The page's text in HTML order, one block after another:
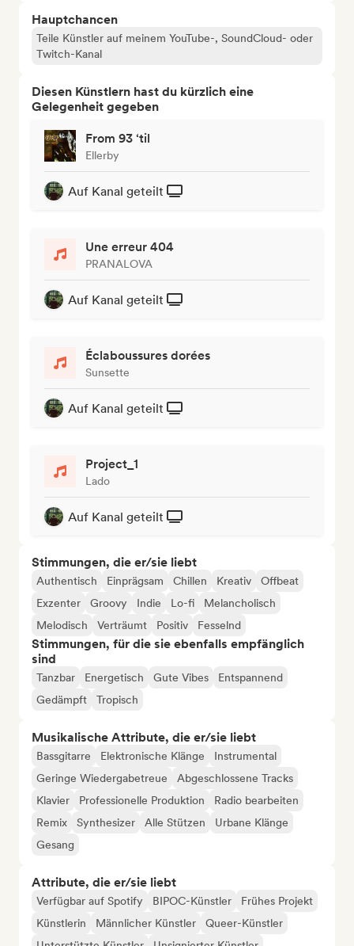
Hauptchancen
Teile Künstler auf meinem YouTube-, SoundCloud- oder
Twitch-Kanal
Diesen Künstlern hast du kürzlich eine
Gelegenheit gegeben
From 93 ‘til
Ellerby
Auf Kanal geteilt
Une erreur 404
PRANALOVA
Auf Kanal geteilt
Éclaboussures dorées
Sunsette
Auf Kanal geteilt
Project_1
Lado
Auf Kanal geteilt
Stimmungen, die er/sie liebt
Authentisch Einprägsam Chillen Kreativ
Offbeat
Exzenter
Groovy Indie Lo-fi
Melancholisch
Melodisch
Verträumt Positiv Fesselnd
Stimmungen, für die sie ebenfalls empfänglich
sind
Tanzbar Energetisch Gute Vibes
Entspannend
Gedämpft
Tropisch
Musikalische Attribute, die er/sie liebt
Bassgitarre Elektronische Klänge
Instrumental
Geringe Wiedergabetreue
Abgeschlossene Tracks
Klavier
Professionelle Produktion
Radio bearbeiten
Remix
Synthesizer Alle Stützen
Urbane Klänge
Gesang
Attribute, die er/sie liebt
Verfügbar auf Spotify BIPOC-Künstler
Frühes Projekt
Künstlerin
Männlicher Künstler
Queer-Künstler